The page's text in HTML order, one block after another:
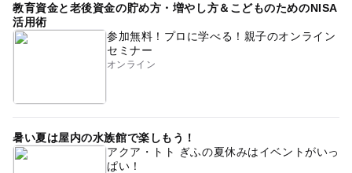
教育資金と老後資金の貯め方・増やし方＆こどものためのNISA
活用術
参加無料！プロに学べる！親子のオンライン
セミナー
オンライン
暑い夏は屋内の水族館で楽しもう！
アクア・トト ぎふの夏休みはイベントがいっ
ぱい！